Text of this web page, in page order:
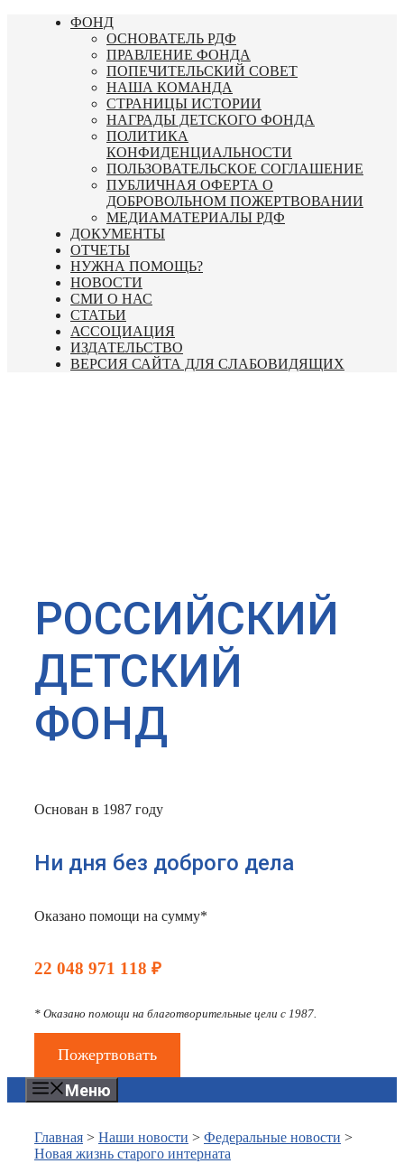
Перейти
ФОНД
ОСНОВАТЕЛЬ РДФ
ПРАВЛЕНИЕ ФОНДА
ПОПЕЧИТЕЛЬСКИЙ СОВЕТ
НАША КОМАНДА
СТРАНИЦЫ ИСТОРИИ
НАГРАДЫ ДЕТСКОГО ФОНДА
ПОЛИТИКА
КОНФИДЕНЦИАЛЬНОСТИ
ПОЛЬЗОВАТЕЛЬСКОЕ СОГЛАШЕНИЕ
ПУБЛИЧНАЯ ОФЕРТА О
ДОБРОВОЛЬНОМ ПОЖЕРТВОВАНИИ
МЕДИАМАТЕРИАЛЫ РДФ
ДОКУМЕНТЫ
ОТЧЕТЫ
НУЖНА ПОМОЩЬ?
НОВОСТИ
СМИ О НАС
СТАТЬИ
АССОЦИАЦИЯ
ИЗДАТЕЛЬСТВО
ВЕРСИЯ САЙТА ДЛЯ СЛАБОВИДЯЩИХ
РОССИЙСКИЙ
ДЕТСКИЙ
ФОНД
Основан в 1987 году
Ни дня без доброго дела
Оказано помощи на сумму*
22 048 971 118 ₽
* Оказано помощи на благотворительные цели с 1987.
Пожертвовать
Меню
Главная > Наши новости > Федеральные новости >
Новая жизнь старого интерната